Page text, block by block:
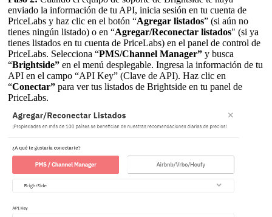
enviado la información de tu API, inicia sesión en tu cuenta de
PriceLabs y haz clic en el botón “Agregar listados” (si aún no
tienes ningún listado) o en “Agregar/Reconectar listados" (si ya
tienes listados en tu cuenta de PriceLabs) en el panel de control de
PriceLabs. Selecciona “PMS/Channel Manager”y busca
“Brightside” en el menú desplegable. Ingresa la información de tu
API en el campo “API Key” (Clave de API). Haz clic en
“Conectar”para ver tus listados de Brightside en tu panel de
PriceLabs.